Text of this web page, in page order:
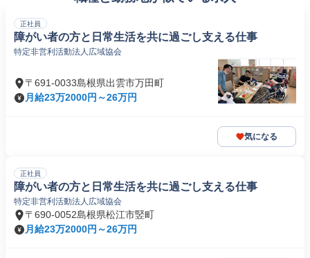
正社員
障がい者の方と日常生活を共に過ごし支える仕事
特定非営利活動法人広域協会
〒691-0033島根県出雲市万田町
月給23万2000円～26万円
気になる
正社員
障がい者の方と日常生活を共に過ごし支える仕事
特定非営利活動法人広域協会
〒690-0052島根県松江市竪町
月給23万2000円～26万円